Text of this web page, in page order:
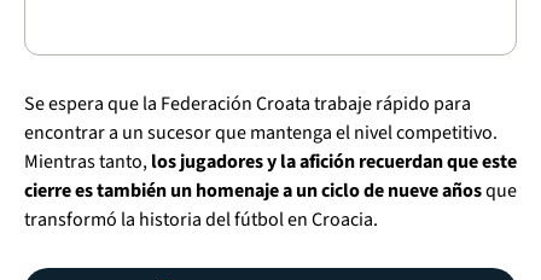
Se espera que la Federación Croata trabaje rápido para
encontrar a un sucesor que mantenga el nivel competitivo.
Mientras tanto,los jugadores y la afición recuerdan que este
cierre es también un homenaje a un ciclo de nueve añosque
transformó la historia del fútbol en Croacia.